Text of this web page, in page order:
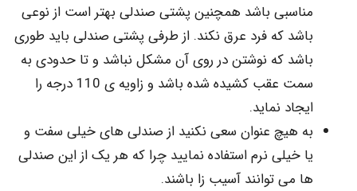
باشد همچنین پشتی صندلی بهتر است از نوعی
که فرد عرق نکند. از طرفی پشتی صندلی باید طوری
که نوشتن در روی آن مشکل نباشد و تا حدودی به
سمت عقب کشیده شده باشد و زاویه ی 110 درجه را
نماید.
هیچ عنوان سعی نکنید از صندلی های خیلی سفت و
خیلی نرم استفاده نمایید چرا که هر یک از این صندلی
می توانند آسیب زا باشند.